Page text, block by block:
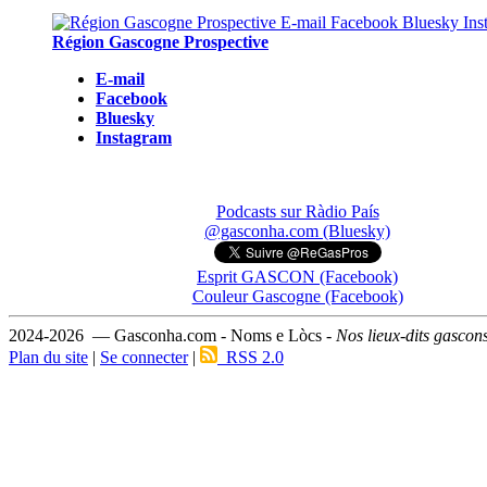
Région Gascogne Prospective
E-mail
Facebook
Bluesky
Instagram
Podcasts sur Ràdio País
@gasconha.com (Bluesky)
Esprit GASCON (Facebook)
Couleur Gascogne (Facebook)
2024-2026 — Gasconha.com - Noms e Lòcs - Nos lieux-dits
Plan du site | Se connecter| RSS 2.0